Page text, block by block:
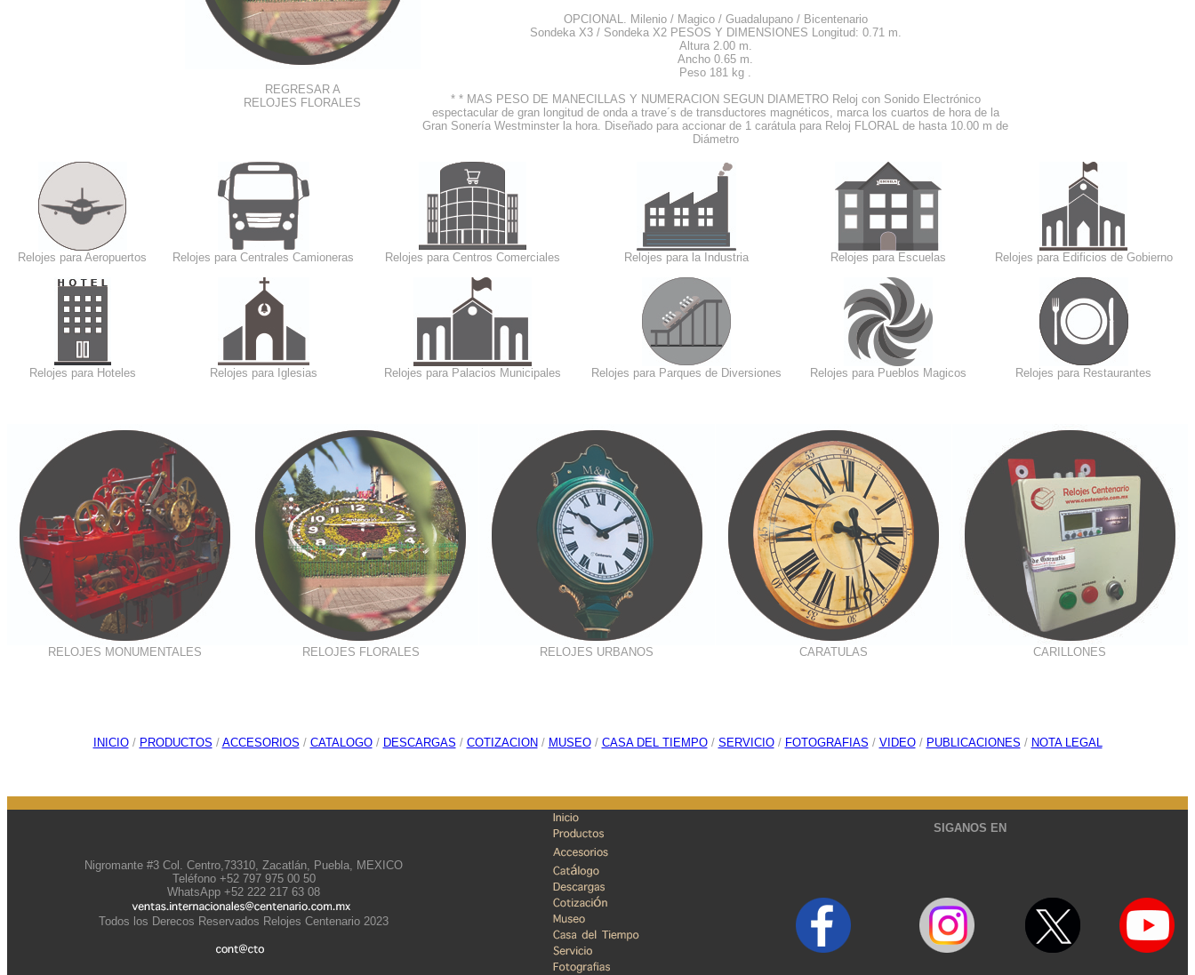
REGRESAR A
RELOJES FLORALES
OPCIONAL. Milenio / Magico / Guadalupano / Bicentenario
Sondeka X3 / Sondeka X2 PESOS Y DIMENSIONES Longitud: 0.71 m.
Altura 2.00 m.
Ancho 0.65 m.
Peso 181 kg .
* * MAS PESO DE MANECILLAS Y NUMERACION SEGUN DIAMETRO Reloj con Sonido Electrónico
espectacular de gran longitud de onda a trave´s de transductores magnéticos, marca los cuartos de hora de la
Gran Sonería Westminster la hora. Diseñado para accionar de 1 carátula para Reloj FLORAL de hasta 10.00 m de
Diámetro
Relojes para Aeropuertos Relojes para Centrales Camioneras Relojes para Centros Comerciales Relojes para la Industria Relojes para Escuelas Relojes para Edificios de Gobierno
Relojes para Hoteles Relojes para Iglesias Relojes para Palacios Municipales Relojes para Parques de Diversiones Relojes para Pueblos Magicos Relojes para Restaurantes
RELOJES MONUMENTALES RELOJES FLORALES RELOJES URBANOS CARATULAS CARILLONES
INICIO/ PRODUCTOS / ACCESORIOS / CATALOGO/ DESCARGAS / COTIZACION / MUSEO/ CASA DEL TIEMPO/ SERVICIO/ FOTOGRAFIAS / VIDEO/ PUBLICACIONES / NOTA LEGAL
Nigromante #3 Col. Centro,73310, Zacatlán, Puebla, MEXICO
Teléfono +52 797 975 00 50
WhatsApp +52 222 217 63 08
Todos los Derecos Reservados Relojes Centenario 2023
SIGANOS EN